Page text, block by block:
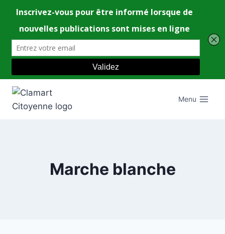
Aller
contenu
Menu
Marche blanche